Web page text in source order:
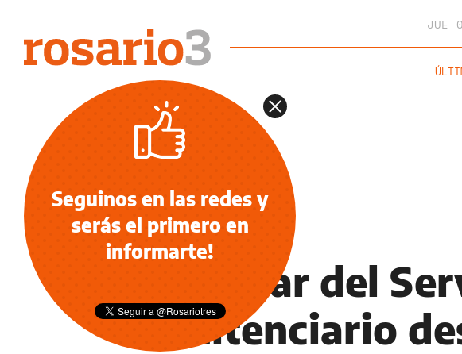
JUE
INFORMACIÓN GENERAL
El titular del
Penitenciario
Seguinos en las redes y
serás el primero en
informarte!